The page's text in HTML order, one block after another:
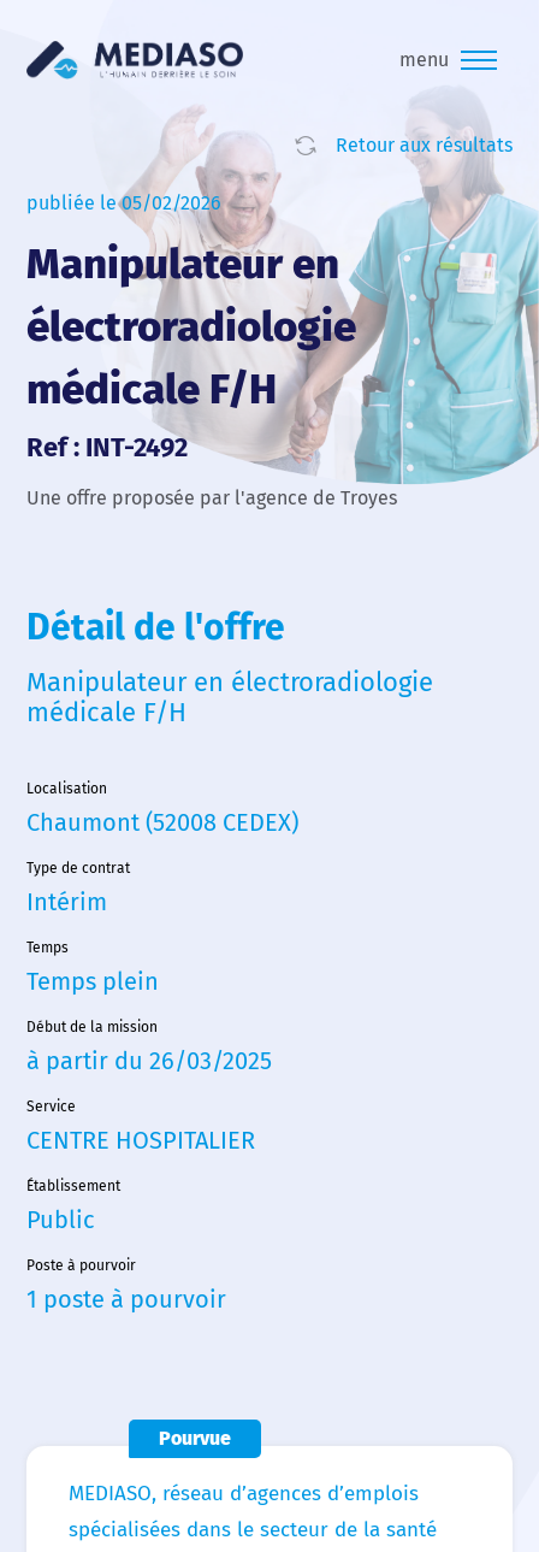
Nos agences
Nos actualités
menu
Retour aux résultats
publiée le 05/02/2026
Manipulateur en
électroradiologie
médicale F/H
Ref : INT-2492
Une offre proposée par l'agence de Troyes
Détail de l'offre
Manipulateur en électroradiologie
médicale F/H
Localisation
Chaumont (52008 CEDEX)
Type de contrat
Intérim
Temps
Temps plein
Début de la mission
à partir du 26/03/2025
Service
CENTRE HOSPITALIER
Établissement
Public
Poste à pourvoir
1 poste à pourvoir
Pourvue
MEDIASO, réseau d’agences d’emplois
spécialisées dans le secteur de la santé